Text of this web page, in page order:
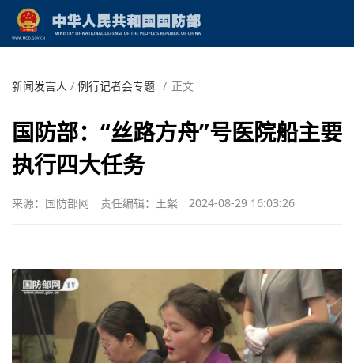
新闻发言人 / 例行记者会专题 / 正文
国防部：“丝路方舟”号医院船主要
执行四大任务
来源：国防部网 责任编辑：王粲 2024-08-29 16:03:26